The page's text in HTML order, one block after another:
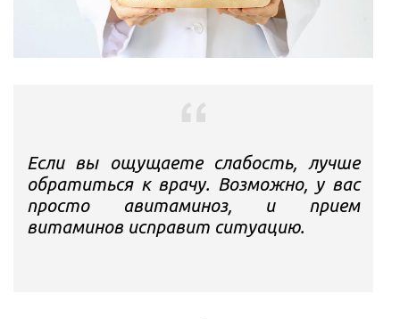
Если вы ощущаете слабость, лучше
обратиться к врачу. Возможно, у вас
просто авитаминоз, и прием
витаминов исправит ситуацию.